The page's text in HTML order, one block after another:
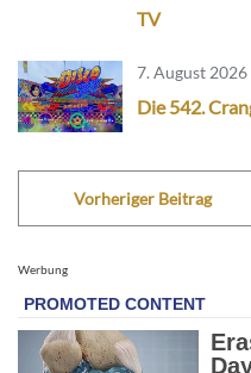
TV
7. August
Die 542.
Vorheriger Beitrag
Werbung